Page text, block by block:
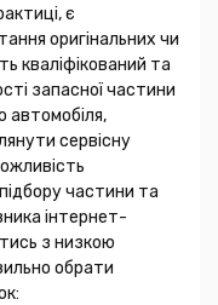
є
оригінальних чи
кваліфікований та
запасної частини
автомобіля,
сервісну
частини та
інтернет-
з низкою
обрати